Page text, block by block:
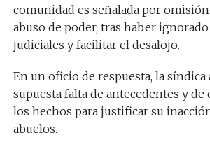
comunidad es señalada por
abuso de poder, tras haber
judiciales y facilitar el desalojo.
En un oficio de respuesta, la
supuesta falta de antecedentes y
los hechos para justificar su
abuelos.